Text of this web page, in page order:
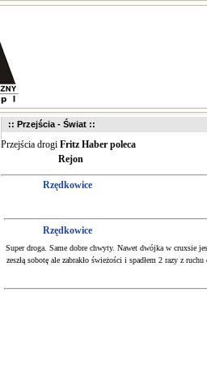
:: Przejścia - Świat ::
Przejścia drogi Fritz Haber poleca
Rejon
Rzędkowice
Rzędkowice
Super droga. Same dobre chwyty. Nawet dwójka w cruxsie
zeszłą sobotę ale zabrakło świeżości i spadłem 2 razy z